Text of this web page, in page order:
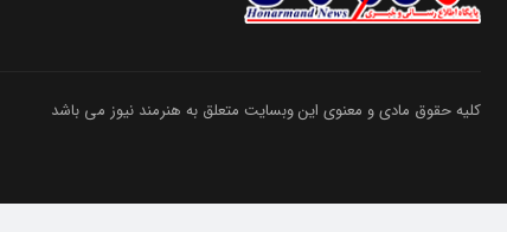
کلیه حقوق مادی و معنوی این وبسایت متعلق به هنرمند نیوز می باشد